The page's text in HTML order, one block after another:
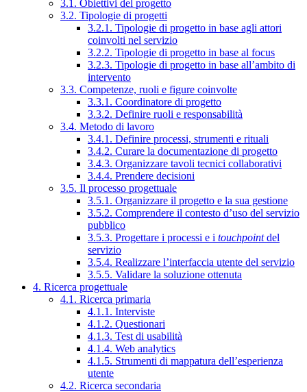
3.1. Obiettivi del progetto
3.2. Tipologie di progetti
3.2.1. Tipologie di progetto in base agli attori
coinvolti nel servizio
3.2.2. Tipologie di progetto in base al focus
3.2.3. Tipologie di progetto in base all’ambito di
intervento
3.3. Competenze, ruoli e figure coinvolte
3.3.1. Coordinatore di progetto
3.3.2. Definire ruoli e responsabilità
3.4. Metodo di lavoro
3.4.1. Definire processi, strumenti e rituali
3.4.2. Curare la documentazione di progetto
3.4.3. Organizzare tavoli tecnici collaborativi
3.4.4. Prendere decisioni
3.5. Il processo progettuale
3.5.1. Organizzare il progetto e la sua gestione
3.5.2. Comprendere il contesto d’uso del servizio
pubblico
3.5.3. Progettare i processi e i touchpointdel
servizio
3.5.4. Realizzare l’interfaccia utente del servizio
3.5.5. Validare la soluzione ottenuta
4. Ricerca progettuale
4.1. Ricerca primaria
4.1.1. Interviste
4.1.2. Questionari
4.1.3. Test di usabilità
4.1.4. Web analytics
4.1.5. Strumenti di mappatura dell’esperienza
utente
4.2. Ricerca secondaria